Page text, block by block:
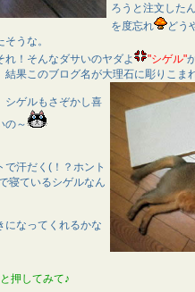
ろうと注文した
を度忘れ
どう
うな。
！そんなダサいのヤダよ
"シゲル"
果このブログ名が大理石に彫りこま
シゲルもさぞかし喜
の～
汗だく(！？ホント
寝ているシゲルなん
になってくれるかな
押してみて♪